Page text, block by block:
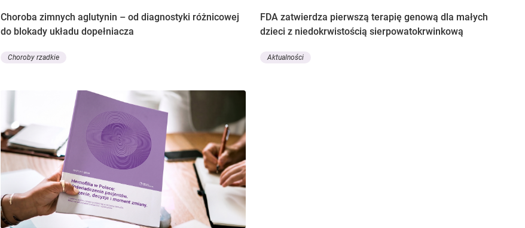
Choroba zimnych aglutynin – od diagnostyki różnicowej
do blokady układu dopełniacza
Choroby rzadkie
FDA zatwierdza pierwszą terapię genową dla małych
dzieci z niedokrwistością sierpowatokrwinkową
Aktualności